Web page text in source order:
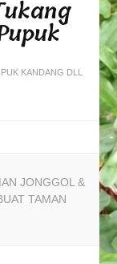
KANDANG DLL
JONGGOL &
TAMAN